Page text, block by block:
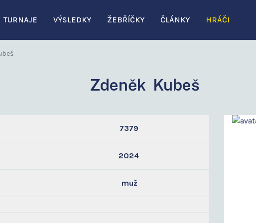
TURNAJE VÝSLEDKY ŽEBŘÍČKY ČLÁNKY HRÁČI
Zdeněk Kubeš
7379
2024
muž